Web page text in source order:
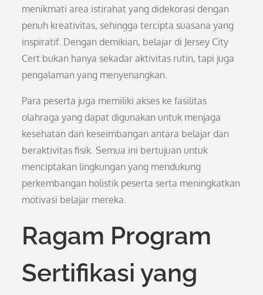
menikmati area istirahat yang didekorasi dengan
penuh kreativitas, sehingga tercipta suasana yang
inspiratif. Dengan demikian, belajar di Jersey City
Cert bukan hanya sekadar aktivitas rutin, tapi juga
pengalaman yang menyenangkan.
Para peserta juga memiliki akses ke fasilitas
olahraga yang dapat digunakan untuk menjaga
kesehatan dan keseimbangan antara belajar dan
beraktivitas fisik. Semua ini bertujuan untuk
menciptakan lingkungan yang mendukung
perkembangan holistik peserta serta meningkatkan
motivasi belajar mereka.
Ragam Program
Sertifikasi yang